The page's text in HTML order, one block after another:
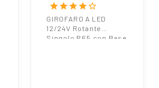
95119 | 12/24V |
Base a Ventosa |
ECE R65
starstarstarstarstar_border
GIROFARO A LED
12/24V Rotante
Singolo R65 con Base